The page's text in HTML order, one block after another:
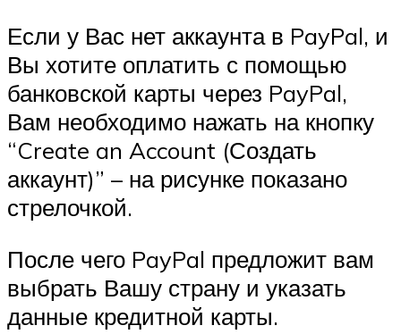
Если у Вас нет аккаунта в PayPal, и
Вы хотите оплатить с помощью
банковской карты через PayPal,
Вам необходимо нажать на кнопку
“Create an Account (Создать
аккаунт)” – на рисунке показано
стрелочкой.
После чего PayPal предложит вам
выбрать Вашу страну и указать
данные кредитной карты.